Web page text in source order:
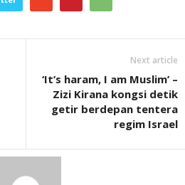
Next article
‘It’s haram, I am Muslim’ –
Zizi Kirana kongsi detik
getir berdepan tentera
regim Israel